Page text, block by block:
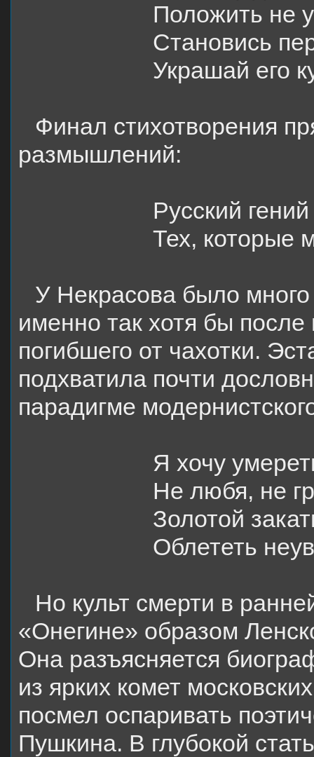
Положить не
Становись
Украшай его
Финал стихотворения
размышлений:
Русский
Тех, которые
У Некрасова было
именно так хотя бы
погибшего от чахотки.
подхватила почти
парадигме
Я хочу
Не любя, не
Золотой
Облететь
Но культ смерти в
«Онегине» образом
Она разъясняется
из ярких комет
посмел оспаривать
Пушкина. В глубокой